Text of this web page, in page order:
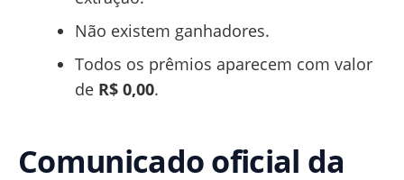
Não existem ganhadores.
Todos os prêmios aparecem com valor
de R$ 0,00.
Comunicado oficial da